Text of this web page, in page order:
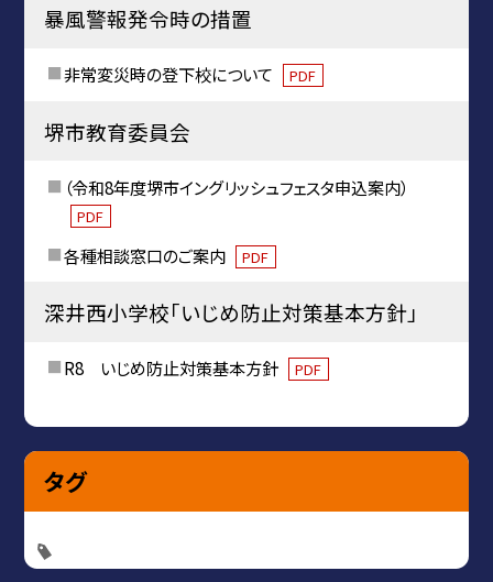
暴風警報発令時の措置
非常変災時の登下校について PDF
堺市教育委員会
（令和8年度堺市イングリッシュフェスタ申込案内）
PDF
各種相談窓口のご案内 PDF
深井西小学校「いじめ防止対策基本方針」
R8 いじめ防止対策基本方針 PDF
タグ